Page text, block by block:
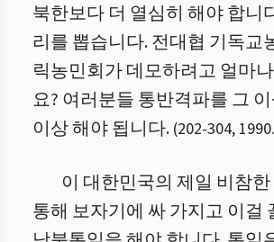
북한보다 더 열심히 해야 합니
리를 뽑습니다. 전대협 기독교
릭농민회가 데모하려고 얼마
요? 여러분들 통반격파를 그
이상 해야 됩니다. (202-304,
이 대한민국의 제일 비참
통해 보자기에 싸 가지고 이걸